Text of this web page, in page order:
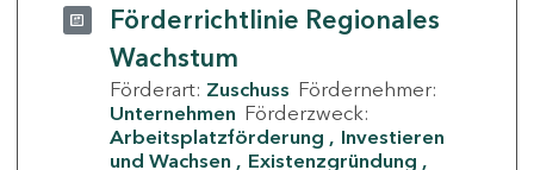
Förderrichtlinie Regionales
Wachstum
Förderart: Zuschuss Fördernehmer:
Unternehmen Förderzweck:
Arbeitsplatzförderung
Investieren
und Wachsen
Existenzgründung